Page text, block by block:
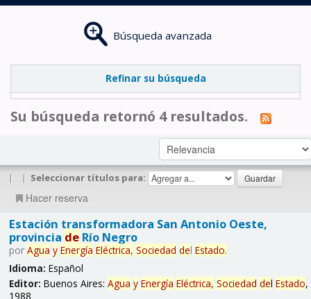
Búsqueda avanzada
Refinar su búsqueda
Su búsqueda retornó 4 resultados.
| | Seleccionar títulos para:
Hacer reserva
Estación transformadora San Antonio Oeste,
provincia deRío Negro
por Agua y Energía Eléctrica, Sociedad del Estado.
Idioma: Español
Editor: Buenos Aires: Agua y Energía Eléctrica, Sociedad del Estado,
1988